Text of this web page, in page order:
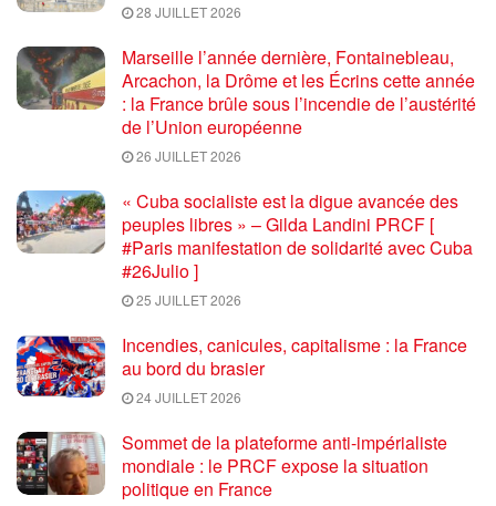
28 JUILLET 2026
Marseille l’année dernière, Fontainebleau,
Arcachon, la Drôme et les Écrins cette année
: la France brûle sous l’incendie de l’austérité
de l’Union européenne
26 JUILLET 2026
« Cuba socialiste est la digue avancée des
peuples libres » – Gilda Landini PRCF [
#Paris manifestation de solidarité avec Cuba
#26Julio ]
25 JUILLET 2026
Incendies, canicules, capitalisme : la France
au bord du brasier
24 JUILLET 2026
Sommet de la plateforme anti-impérialiste
mondiale : le PRCF expose la situation
politique en France